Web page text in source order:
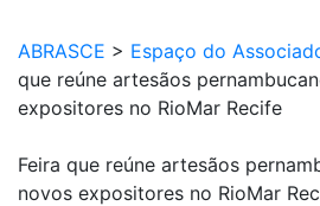
ABRASCE > Espaço do
que reúne artesãos
expositores no RioMar Recife
Feira que reúne artesãos
novos expositores no RioMar